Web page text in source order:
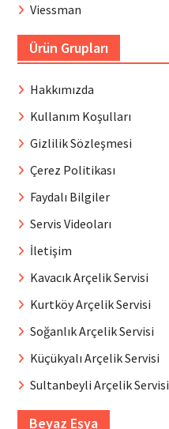
Viessman
Ürün Grupları
Hakkımızda
Kullanım Koşulları
Gizlilik Sözleşmesi
Çerez Politikası
Faydalı Bilgiler
Servis Videoları
İletişim
Kavacık Arçelik Servisi
Kurtköy Arçelik Servisi
Soğanlık Arçelik Servisi
Küçükyalı Arçelik Servisi
Sultanbeyli Arçelik Servisi
Beyaz Eşya